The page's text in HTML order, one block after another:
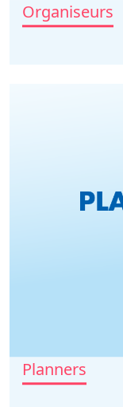
Organiseurs
Planners